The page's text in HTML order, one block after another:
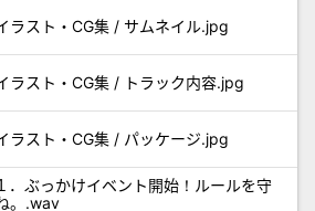
ラスト・CG集 / サムネイル.jpg
ラスト・CG集 / トラック内容.jpg
ラスト・CG集 / パッケージ.jpg
．ぶっかけイベント開始！ルールを守
。.wav